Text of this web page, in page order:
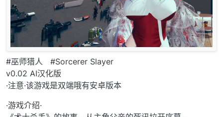
#巫师猎人 #Sorcerer Slayer
v0.02 AI汉化版
·注意·该游戏是双端哦有安卓版本
·游戏介绍·